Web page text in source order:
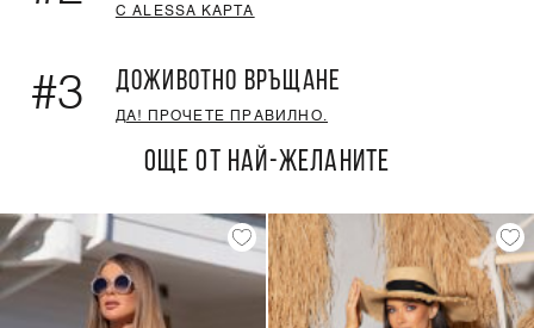
С ALESSA КАРТА
#3 ДОЖИВОТНО ВРЪЩАНЕ
ДА! ПРОЧЕТЕ ПРАВИЛНО.
ОЩЕ ОТ НАЙ-ЖЕЛАНИТЕ